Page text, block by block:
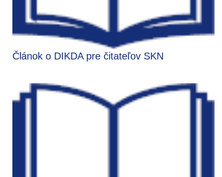
Článok o DIKDA pre čitateľov SKN